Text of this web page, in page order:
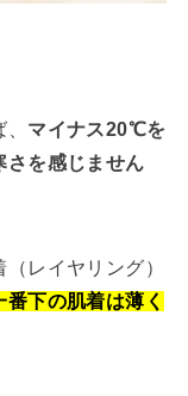
マイナス20℃を
さを感じません
レイヤリング）
番下の肌着は薄く